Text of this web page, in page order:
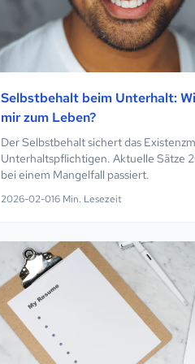
Selbstbehalt beim Unterhalt:
mir zum Leben?
Der Selbstbehalt sichert das
Unterhaltspflichtigen. Aktuelle Sätze
bei einem Mangelfall passiert.
2026-02-016 Min. Lesezeit